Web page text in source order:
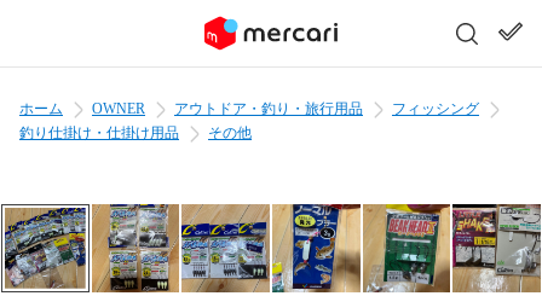
ホーム OWNER アウトドア・釣り・旅行用品
フィッシング
釣り仕掛け・仕掛け用品
その他